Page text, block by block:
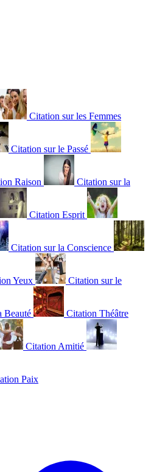
Citation sur les Femmes
Citation sur le Passé
Raison Citation sur la
Citation Esprit
Citation sur la Conscience
Yeux Citation sur le
Beauté Citation Théâtre
Citation Amitié
Paix